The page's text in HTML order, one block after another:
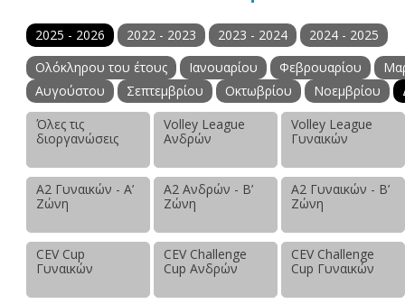
2025 - 2026 2022 - 2023 2023 - 2024
2024 - 2025
Ολόκληρου του έτους
Ιανουαρίου Φεβρουαρίου
Αυγούστου
Σεπτεμβρίου Οκτωβρίου Νοεμβρίου
Όλες τις
διοργανώσεις
Volley League
Ανδρών
Volley League
Γυναικών
Α2 Γυναικών - Α’
Ζώνη
Α2 Ανδρών - Β’
Ζώνη
Α2 Γυναικών - Β’
Ζώνη
CEV Cup
Γυναικών
CEV Challenge
Cup Ανδρών
CEV Challenge
Cup Γυναικών